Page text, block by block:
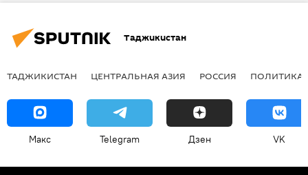
Таджикистан
ТАДЖИКИСТАН ЦЕНТРАЛЬНАЯ АЗИЯ РОССИЯ ПОЛИТИКА
Макс Telegram Дзен VK